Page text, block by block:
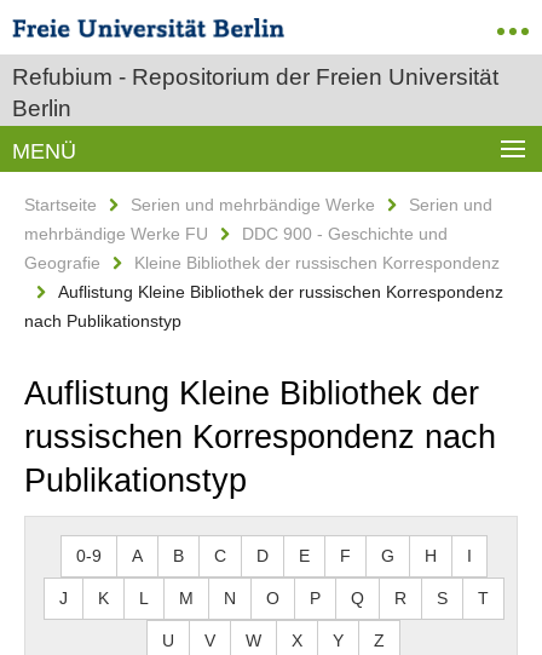
Refubium - Repositorium der Freien Universität
Berlin
MENÜ
Startseite Serien und mehrbändige Werke
Serien und
mehrbändige Werke FU
DDC 900 - Geschichte und
Geografie
Kleine Bibliothek der russischen Korrespondenz
Auflistung Kleine Bibliothek der russischen Korrespondenz
nach Publikationstyp
Auflistung Kleine Bibliothek der
russischen Korrespondenz nach
Publikationstyp
0-9 A B C D E F G H I
J K L M N O P Q R S T
U V W X Y Z